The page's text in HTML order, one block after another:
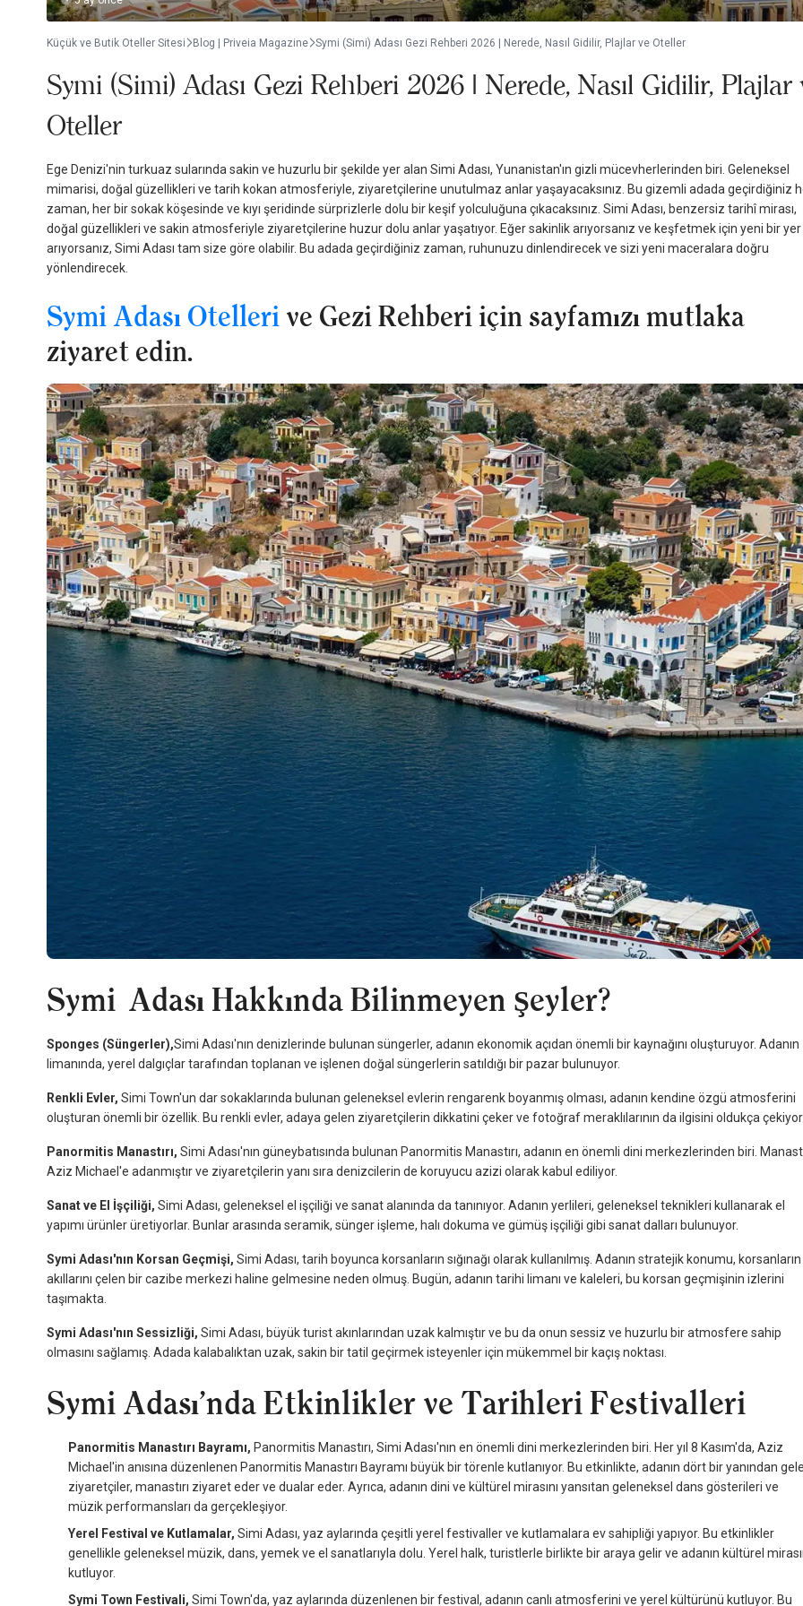
Küçük ve Butik Oteller Sitesi Blog | Priveia Magazine Symi (Simi) Adası Gezi Rehberi 2026 | Nerede, Nasıl Gidilir, Plajlar ve Oteller
Symi (Simi) Adası Gezi Rehberi 2026 | Nerede, Nasıl Gidilir, Plajlar
Oteller
Ege Denizi'nin turkuaz sularında sakin ve huzurlu bir şekilde yer alan Simi Adası, Yunanistan'ın gizli mücevherlerinden biri. Geleneksel
mimarisi, doğal güzellikleri ve tarih kokan atmosferiyle, ziyaretçilerine unutulmaz anlar yaşayacaksınız. Bu gizemli adada geçirdiğiniz
zaman, her bir sokak köşesinde ve kıyı şeridinde sürprizlerle dolu bir keşif yolculuğuna çıkacaksınız. Simi Adası, benzersiz tarihî mirası,
doğal güzellikleri ve sakin atmosferiyle ziyaretçilerine huzur dolu anlar yaşatıyor. Eğer sakinlik arıyorsanız ve keşfetmek için yeni bir yer
arıyorsanız, Simi Adası tam size göre olabilir. Bu adada geçirdiğiniz zaman, ruhunuzu dinlendirecek ve sizi yeni maceralara doğru
yönlendirecek.
Symi Adası Otelleri ve Gezi Rehberi için sayfamızı mutlaka
ziyaret edin.
Symi Adası Hakkında Bilinmeyen Şeyler?
Sponges (Süngerler),Simi Adası'nın denizlerinde bulunan süngerler, adanın ekonomik açıdan önemli bir kaynağını oluşturuyor. Adanın
limanında, yerel dalgıçlar tarafından toplanan ve işlenen doğal süngerlerin satıldığı bir pazar bulunuyor.
Renkli Evler, Simi Town'un dar sokaklarında bulunan geleneksel evlerin rengarenk boyanmış olması, adanın kendine özgü atmosferini
oluşturan önemli bir özellik. Bu renkli evler, adaya gelen ziyaretçilerin dikkatini çeker ve fotoğraf meraklılarının da ilgisini oldukça
Panormitis Manastırı, Simi Adası'nın güneybatısında bulunan Panormitis Manastırı, adanın en önemli dini merkezlerinden biri.
Aziz Michael'e adanmıştır ve ziyaretçilerin yanı sıra denizcilerin de koruyucu azizi olarak kabul ediliyor.
Sanat ve El İşçiliği, Simi Adası, geleneksel el işçiliği ve sanat alanında da tanınıyor. Adanın yerlileri, geleneksel teknikleri kullanarak el
yapımı ürünler üretiyorlar. Bunlar arasında seramik, sünger işleme, halı dokuma ve gümüş işçiliği gibi sanat dalları bulunuyor.
Symi Adası'nın Korsan Geçmişi, Simi Adası, tarih boyunca korsanların sığınağı olarak kullanılmış. Adanın stratejik konumu, korsanların
akıllarını çelen bir cazibe merkezi haline gelmesine neden olmuş. Bugün, adanın tarihi limanı ve kaleleri, bu korsan geçmişinin izlerini
taşımakta.
Symi Adası'nın Sessizliği, Simi Adası, büyük turist akınlarından uzak kalmıştır ve bu da onun sessiz ve huzurlu bir atmosfere sahip
olmasını sağlamış. Adada kalabalıktan uzak, sakin bir tatil geçirmek isteyenler için mükemmel bir kaçış noktası.
Symi Adası’nda Etkinlikler ve Tarihleri Festivalleri
Panormitis Manastırı Bayramı, Panormitis Manastırı, Simi Adası'nın en önemli dini merkezlerinden biri. Her yıl 8 Kasım'da, Aziz
Michael'in anısına düzenlenen Panormitis Manastırı Bayramı büyük bir törenle kutlanıyor. Bu etkinlikte, adanın dört bir yanından
ziyaretçiler, manastırı ziyaret eder ve dualar eder. Ayrıca, adanın dini ve kültürel mirasını yansıtan geleneksel dans gösterileri ve
müzik performansları da gerçekleşiyor.
Yerel Festival ve Kutlamalar, Simi Adası, yaz aylarında çeşitli yerel festivaller ve kutlamalara ev sahipliği yapıyor. Bu etkinlikler
genellikle geleneksel müzik, dans, yemek ve el sanatlarıyla dolu. Yerel halk, turistlerle birlikte bir araya gelir ve adanın kültürel
kutluyor.
Symi Town Festivali, Simi Town'da, yaz aylarında düzenlenen bir festival, adanın canlı atmosferini ve yerel kültürünü kutluyor. Bu